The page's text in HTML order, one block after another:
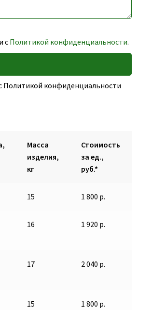
с Политикой конфиденциальности.
Политикой конфиденциальности
Масса
изделия,
кг
Стоимость
за ед.,
руб.*
15 1 800 р.
16 1 920 р.
17 2 040 р.
15 1 800 р.